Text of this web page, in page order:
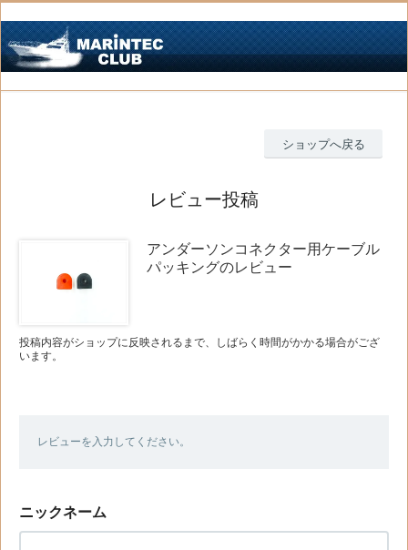
ショップへ戻る
レビュー投稿
アンダーソンコネクター用ケーブル
パッキングのレビュー
投稿内容がショップに反映されるまで、しばらく時間がかかる場合がござ
います。
レビューを入力してください。
ニックネーム